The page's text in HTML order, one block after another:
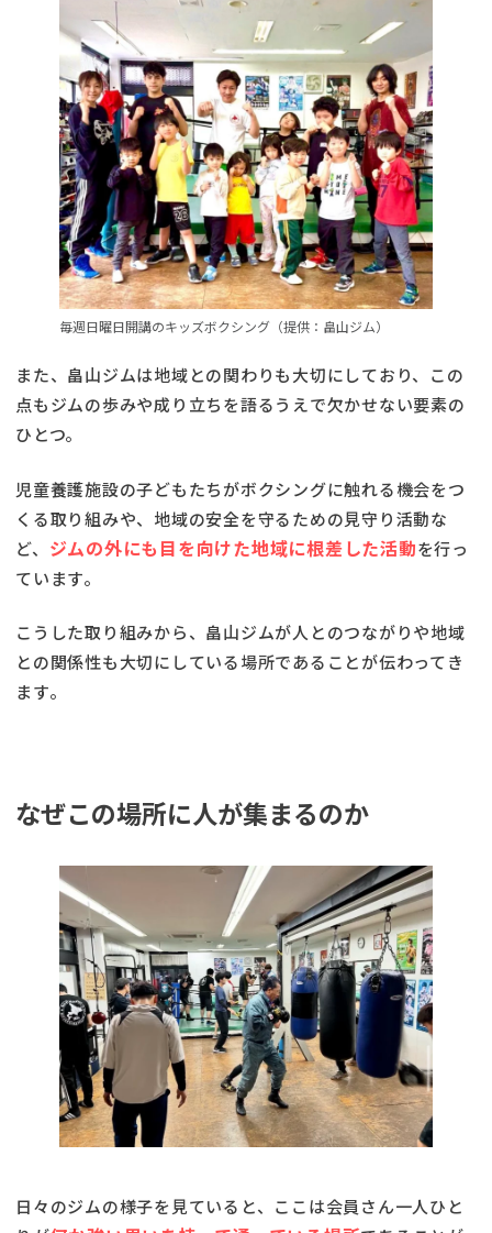
毎週日曜日開講のキッズボクシング（提供：畠山ジム）
また、畠山ジムは地域との関わりも大切にしており、この
点もジムの歩みや成り立ちを語るうえで欠かせない要素の
ひとつ。
児童養護施設の子どもたちがボクシングに触れる機会をつ
くる取り組みや、地域の安全を守るための見守り活動な
ど、 ジムの外にも目を向けた地域に根差した活動を行っ
ています。
こうした取り組みから、畠山ジムが人とのつながりや地域
との関係性も大切にしている場所であることが伝わってき
ます。
なぜこの場所に人が集まるのか
日々のジムの様子を見ていると、ここは会員さん一人ひと